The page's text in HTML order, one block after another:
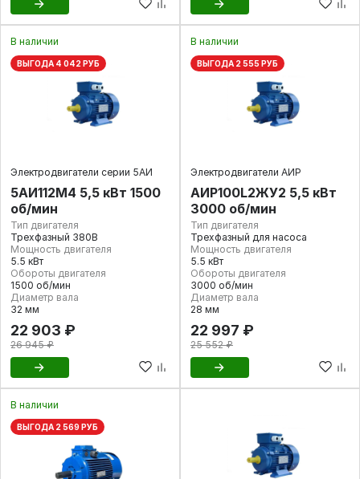
В наличии
ВЫГОДА 4 042 РУБ
Электродвигатели серии 5АИ
5АИ112M4 5,5 кВт 1500
об/мин
Тип двигателя
Трехфазный 380В
Мощность двигателя
5.5 кВт
Обороты двигателя
1500 об/мин
Диаметр вала
32 мм
22 903 ₽
26 945 ₽
В наличии
ВЫГОДА 2 555 РУБ
Электродвигатели АИР
АИР100L2ЖУ2 5,5 кВт
3000 об/мин
Тип двигателя
Трехфазный для насоса
Мощность двигателя
5.5 кВт
Обороты двигателя
3000 об/мин
Диаметр вала
28 мм
22 997 ₽
25 552 ₽
В наличии
ВЫГОДА 2 569 РУБ